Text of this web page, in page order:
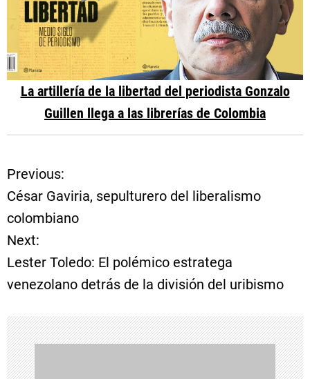
La artillería de la libertad del periodista Gonzalo
Guillen llega a las librerías de Colombia
N
a
v
e
g
a
Previous:
César Gaviria, sepulturero del liberalismo
colombiano
Next:
Lester Toledo: El polémico estratega
venezolano detrás de la división del uribismo